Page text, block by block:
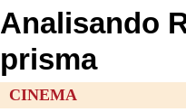
Analisando
prisma
CINEMA